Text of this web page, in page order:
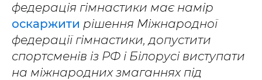
федерація гімнастики має намір
оскаржити рішення Міжнародної
федерації гімнастики, допустити
спортсменів із РФ і Білорусі виступати
на міжнародних змаганнях під